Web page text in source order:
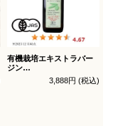
有機栽培エキストラバー
ジン
オリーブオイル シングル
3,888円 (税込)